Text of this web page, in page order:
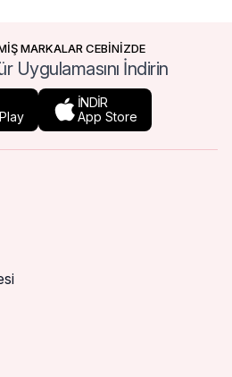
MARKALAR CEBİNİZDE
Uygulamasını İndirin
İNDİR
App Store